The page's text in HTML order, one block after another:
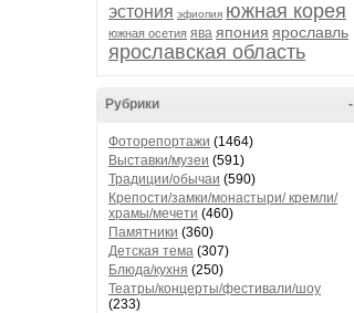
эстония эфиопия южная корея
южная осетия ява япония ярославль
ярославская область
-
Рубрики
Фоторепортажи (1464)
Выставки/музеи (591)
Традиции/обычаи (590)
Крепости/замки/монастыри/ кремли/
храмы/мечети (460)
Памятники (360)
Детская тема (307)
Блюда/кухня (250)
Театры/концерты/фестивали/шоу
(233)